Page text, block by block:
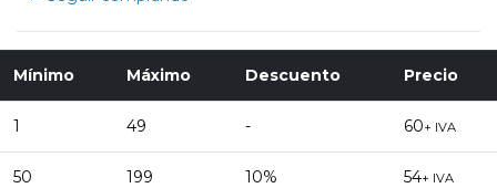
Mínimo Máximo Descuento Precio
1 49 - 60+ IVA
50 199 10% 54+ IVA